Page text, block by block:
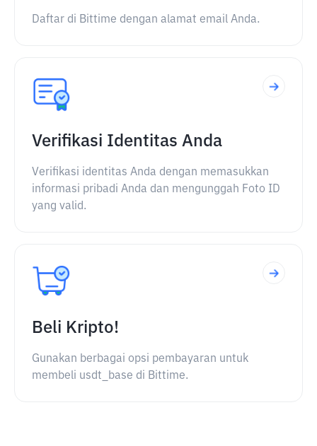
Daftar di Bittime dengan alamat email Anda.
Verifikasi Identitas Anda
Verifikasi identitas Anda dengan memasukkan
informasi pribadi Anda dan mengunggah Foto ID
yang valid.
Beli Kripto!
Gunakan berbagai opsi pembayaran untuk
membeli usdt_base di Bittime.